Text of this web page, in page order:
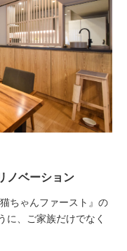
ノベーション
ちゃんファースト』の
に、ご家族だけでなく